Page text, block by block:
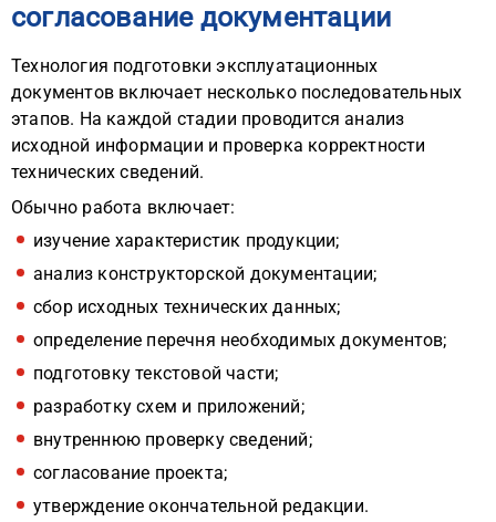
согласование документации
Технология подготовки эксплуатационных
документов включает несколько последовательных
этапов. На каждой стадии проводится анализ
исходной информации и проверка корректности
технических сведений.
Обычно работа включает:
изучение характеристик продукции;
анализ конструкторской документации;
сбор исходных технических данных;
определение перечня необходимых документов;
подготовку текстовой части;
разработку схем и приложений;
внутреннюю проверку сведений;
согласование проекта;
утверждение окончательной редакции.